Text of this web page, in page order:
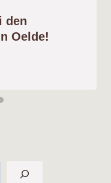
den
Oelde!